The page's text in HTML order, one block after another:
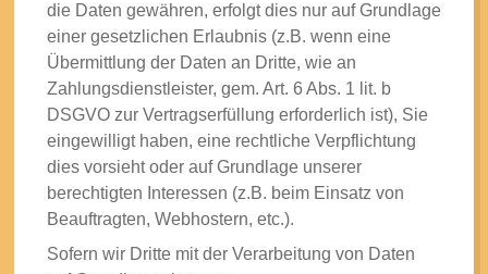
die Daten gewähren, erfolgt dies nur auf Grundlage
einer gesetzlichen Erlaubnis (z.B. wenn eine
Übermittlung der Daten an Dritte, wie an
Zahlungsdienstleister, gem. Art. 6 Abs. 1 lit. b
DSGVO zur Vertragserfüllung erforderlich ist), Sie
eingewilligt haben, eine rechtliche Verpflichtung
dies vorsieht oder auf Grundlage unserer
berechtigten Interessen (z.B. beim Einsatz von
Beauftragten, Webhostern, etc.).
Sofern wir Dritte mit der Verarbeitung von Daten